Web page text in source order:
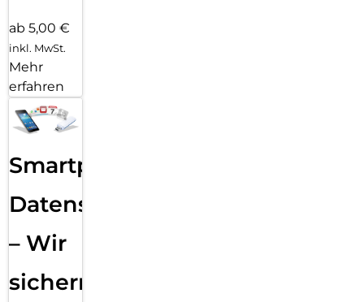
ab 5,00 €
inkl. MwSt.
Mehr
erfahren
Smartphone
Datensicherung
– Wir
sichern